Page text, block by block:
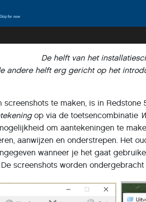
De helft van het
andere helft erg gericht op het
screenshots te maken, is in
op via de toetsencombinatie
om aantekeningen te
aanwijzen en onderstrepen. Het
wanneer je het gaat
screenshots worden